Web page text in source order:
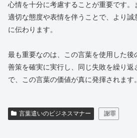
心情を十分に考慮することが重要です。
適切な態度や表情を伴うことで、より
に伝わります。
最も重要なのは、この言葉を使用した後
善策を確実に実行し、同じ失敗を繰り返
で、この言葉の価値が真に発揮されます。
言葉遣いのビジネスマナー 謝罪